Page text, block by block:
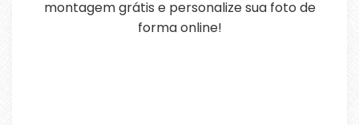
montagem grátis e personalize sua foto de
forma online!